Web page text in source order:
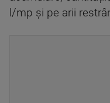
l/mp și pe arii